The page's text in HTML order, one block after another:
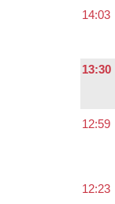
14:03
13:30
12:59
12:23